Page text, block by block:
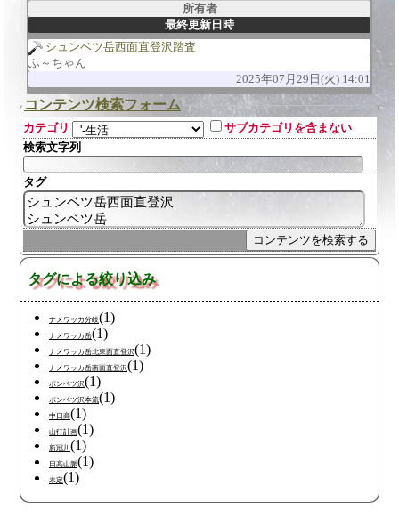
所有者
最終更新日時
シュンベツ岳西面直登沢踏査
ふ～ちゃん
2025年07月29日(火) 14:01
コンテンツ検索フォーム
カテゴリ
サブカテゴリを含まない
検索文字列
タグ
タグによる絞り込み
ナメワッカ分岐(1)
ナメワッカ岳(1)
ナメワッカ岳北東面直登沢(1)
ナメワッカ岳南面直登沢(1)
ポンベツ沢(1)
ポンベツ沢本流(1)
中日高(1)
山行計画(1)
新冠川(1)
日高山脈(1)
未定(1)